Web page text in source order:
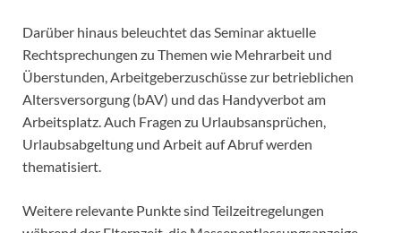
Darüber hinaus beleuchtet das Seminar aktuelle
Rechtsprechungen zu Themen wie Mehrarbeit und
Überstunden, Arbeitgeberzuschüsse zur betrieblichen
Altersversorgung (bAV) und das Handyverbot am
Arbeitsplatz. Auch Fragen zu Urlaubsansprüchen,
Urlaubsabgeltung und Arbeit auf Abruf werden
thematisiert.
Weitere relevante Punkte sind Teilzeitregelungen